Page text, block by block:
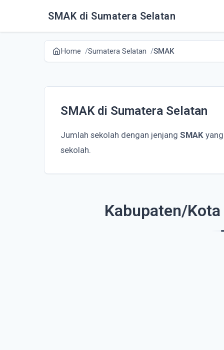
SMAK di Sumatera Selatan
Home Sumatera Selatan SMAK
SMAK di Sumatera Selatan
Jumlah sekolah dengan jenjang SMAK
sekolah.
Kabupaten/